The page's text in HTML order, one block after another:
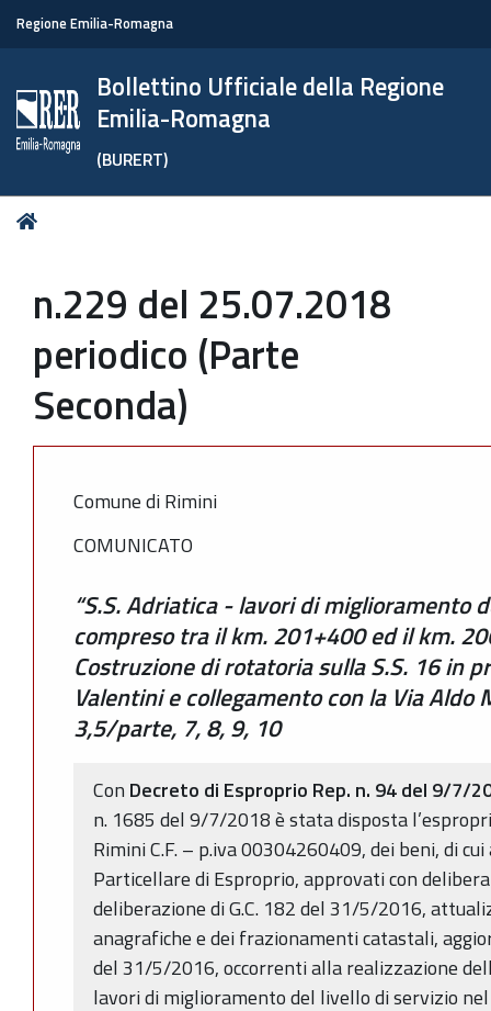
Regione Emilia-Romagna
Bollettino Ufficiale della Regione
Emilia-Romagna
(BURERT)
Tu
n.229 del 25.07.2018
periodico (Parte
Seconda)
Comune di Rimini
COMUNICATO
“S.S. Adriatica - lavori di miglioramento
compreso tra il km. 201+400 ed il km.
Costruzione di rotatoria sulla S.S. 16 in
Valentini e collegamento con la Via Aldo
3,5/parte, 7, 8, 9, 10
Con Decreto di Esproprio Rep. n. 94 del 9/7/
n. 1685 del 9/7/2018 è stata disposta
Rimini C.F. – p.iva 00304260409, dei beni, di
Particellare di Esproprio, approvati con
deliberazione di G.C. 182 del 31/5/2016,
anagrafiche e dei frazionamenti catastali,
del 31/5/2016, occorrenti alla realizzazione
lavori di miglioramento del livello di servizio